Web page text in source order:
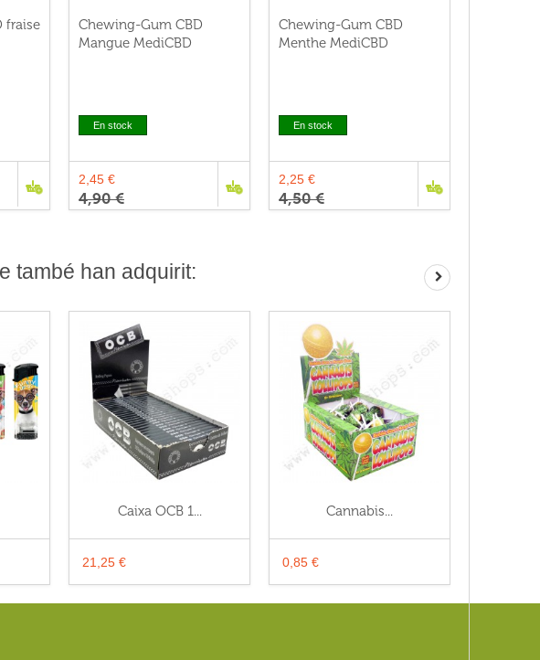
fraise
Chewing-Gum CBD
Mangue MediCBD
En stock
2,45 €
4,90 €
Chewing-Gum CBD
Menthe MediCBD
En stock
2,25 €
4,50 €
també han adquirit:
Caixa OCB 1...
21,25 €
Cannabis...
0,85 €